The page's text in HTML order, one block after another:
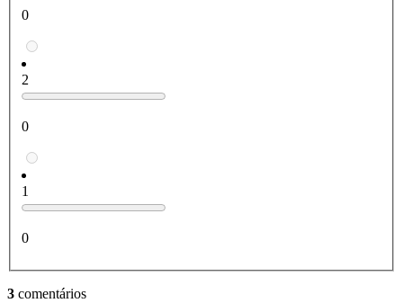
0
2
0
1
0
3 comentários